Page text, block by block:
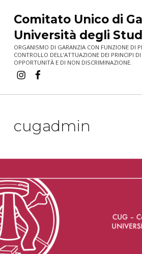
Comitato Unico di
Università degli
ORGANISMO DI GARANZIA CON FUNZIONE DI
CONTROLLO DELL’ATTUAZIONE DEI PRINCIPI
OPPORTUNITÀ E DI NON DISCRIMINAZIONE.
Instagram
Facebook
cugadmin